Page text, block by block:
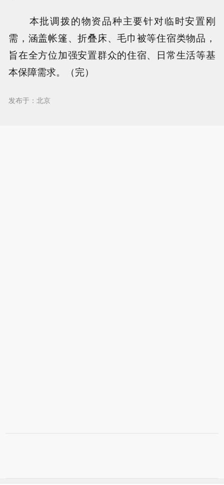
本批调拨的物资品种主要针对临时安置刚
需，涵盖帐篷、折叠床、毛巾被等住宿类物品，
旨在全方位加强安置群众的住宿、日常生活等基
本保障需求。（完）
发布于：北京